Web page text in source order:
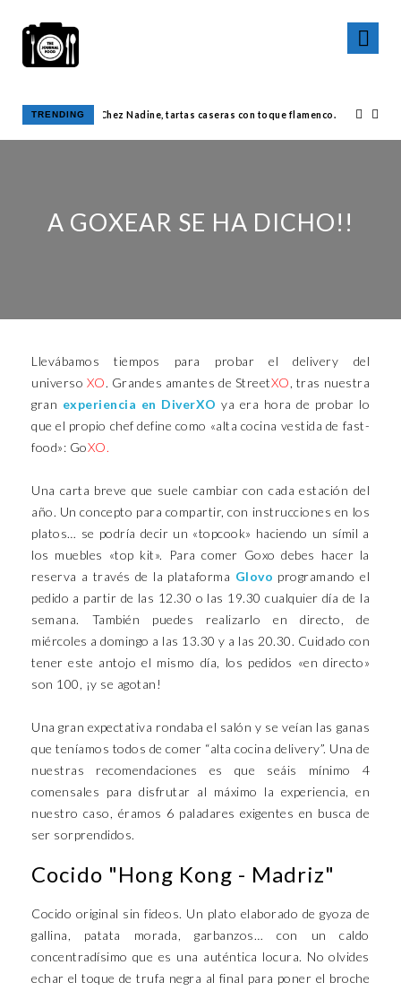
TRENDING Chez Nadine, tartas caseras con toque flamenco.
A GOXEAR SE HA DICHO!!
Llevábamos tiempos para probar el delivery del
universo XO. Grandes amantes de StreetXO, tras nuestra
gran experiencia en DiverXO ya era hora de probar lo
que el propio chef define como «alta cocina vestida de fast-
food»: GoXO.
Una carta breve que suele cambiar con cada estación del
año. Un concepto para compartir, con instrucciones en los
platos… se podría decir un «topcook» haciendo un símil a
los muebles «top kit». Para comer Goxo debes hacer la
reserva a través de la plataforma Glovo programando el
pedido a partir de las 12.30 o las 19.30 cualquier día de la
semana. También puedes realizarlo en directo, de
miércoles a domingo a las 13.30 y a las 20.30. Cuidado con
tener este antojo el mismo día, los pedidos «en directo»
son 100, ¡y se agotan!
Una gran expectativa rondaba el salón y se veían las ganas
que teníamos todos de comer “alta cocina delivery”. Una de
nuestras recomendaciones es que seáis mínimo 4
comensales para disfrutar al máximo la experiencia, en
nuestro caso, éramos 6 paladares exigentes en busca de
ser sorprendidos.
Cocido "Hong Kong - Madriz"
Cocido original sin fideos. Un plato elaborado de gyoza de
gallina, patata morada, garbanzos… con un caldo
concentradísimo que es una auténtica locura. No olvides
echar el toque de trufa negra al final para poner el broche